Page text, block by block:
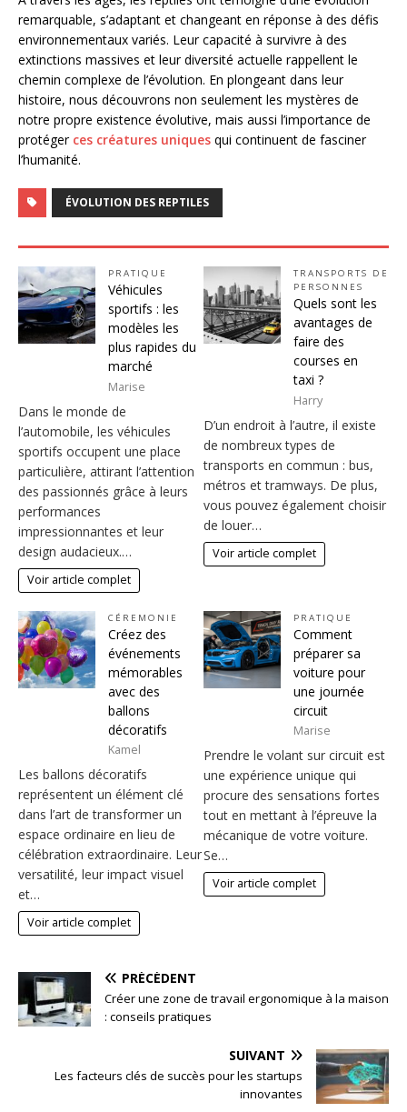
remarquable, s’adaptant et changeant en réponse à des défis
environnementaux variés. Leur capacité à survivre à des
extinctions massives et leur diversité actuelle rappellent le
chemin complexe de l’évolution. En plongeant dans leur
histoire, nous découvrons non seulement les mystères de
notre propre existence évolutive, mais aussi l’importance de
protéger ces créatures uniques qui continuent de fasciner
l’humanité.
ÉVOLUTION DES REPTILES
PRATIQUE
Véhicules
sportifs : les
modèles les
plus rapides du
marché
Marise
Dans le monde de
l’automobile, les véhicules
sportifs occupent une place
particulière, attirant l’attention
des passionnés grâce à leurs
performances
impressionnantes et leur
design audacieux.…
Voir article complet
TRANSPORTS DE
PERSONNES
Quels sont les
avantages de
faire des
courses en
taxi ?
Harry
D’un endroit à l’autre, il existe
de nombreux types de
transports en commun : bus,
métros et tramways. De plus,
vous pouvez également choisir
de louer…
Voir article complet
CÉREMONIE
Créez des
événements
mémorables
avec des
ballons
décoratifs
Kamel
Les ballons décoratifs
représentent un élément clé
dans l’art de transformer un
espace ordinaire en lieu de
célébration extraordinaire. Leur
versatilité, leur impact visuel
et…
Voir article complet
PRATIQUE
Comment
préparer sa
voiture pour
une journée
circuit
Marise
Prendre le volant sur circuit est
une expérience unique qui
procure des sensations fortes
tout en mettant à l’épreuve la
mécanique de votre voiture.
Se…
Voir article complet
PRÉCÉDENT
Créer une zone de travail ergonomique à la maison
: conseils pratiques
SUIVANT
Les facteurs clés de succès pour les startups
innovantes